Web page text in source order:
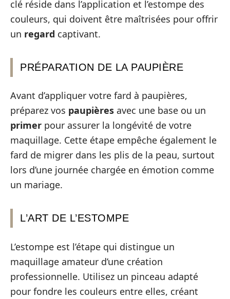
clé réside dans l’application et l’estompe des
couleurs, qui doivent être maîtrisées pour offrir
un regard captivant.
PRÉPARATION DE LA PAUPIÈRE
Avant d’appliquer votre fard à paupières,
préparez vos paupières avec une base ou un
primer pour assurer la longévité de votre
maquillage. Cette étape empêche également le
fard de migrer dans les plis de la peau, surtout
lors d’une journée chargée en émotion comme
un mariage.
L’ART DE L’ESTOMPE
L’estompe est l’étape qui distingue un
maquillage amateur d’une création
professionnelle. Utilisez un pinceau adapté
pour fondre les couleurs entre elles, créant